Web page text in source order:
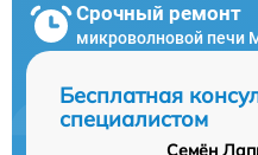
Срочный ремонт
микроволновой печи
Бесплатная
специалистом
Семён